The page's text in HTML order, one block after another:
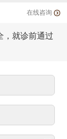
在线咨询
，就诊前通过